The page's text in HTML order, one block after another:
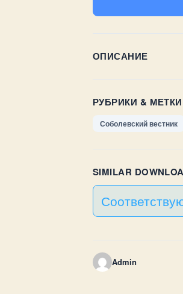
ОПИСАНИЕ
РУБРИКИ & МЕТКИ
Соболевский вестник
SIMILAR
Admin